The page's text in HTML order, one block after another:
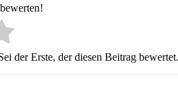
der Erste, der diesen Beitrag bewertet.